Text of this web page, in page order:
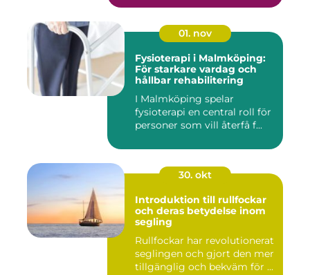
01. nov
Fysioterapi i Malmköping:
För starkare vardag och
hållbar rehabilitering
I Malmköping spelar
fysioterapi en central roll för
personer som vill återfå f...
30. okt
Introduktion till rullfockar
och deras betydelse inom
segling
Rullfockar har revolutionerat
seglingen och gjort den mer
tillgänglig och bekväm för ...